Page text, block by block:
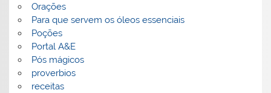
Orações
Para que servem os óleos essenciais
Poções
Portal A&E
Pós mágicos
proverbios
receitas